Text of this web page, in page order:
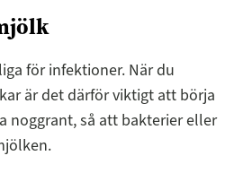
för infektioner. När du
är det därför viktigt att börja
noggrant, så att bakterier eller